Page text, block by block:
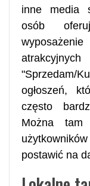
inne media
osób
ogłoszeń,
często
Można
postawić na